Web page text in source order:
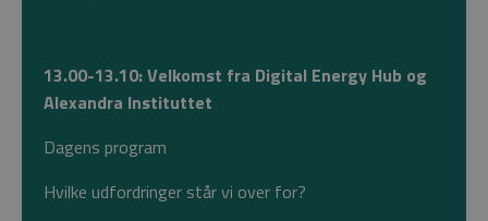
13.00-13.10: Velkomst fra Digital Energy Hub og
Alexandra Instituttet
Dagens program
Hvilke udfordringer står vi over for?